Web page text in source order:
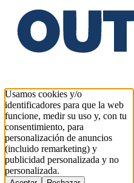
Usamos cookies y/o
identificadores para que la web
funcione, medir su uso y, con tu
consentimiento, para
personalización de anuncios
(incluido remarketing) y
publicidad personalizada y no
personalizada.